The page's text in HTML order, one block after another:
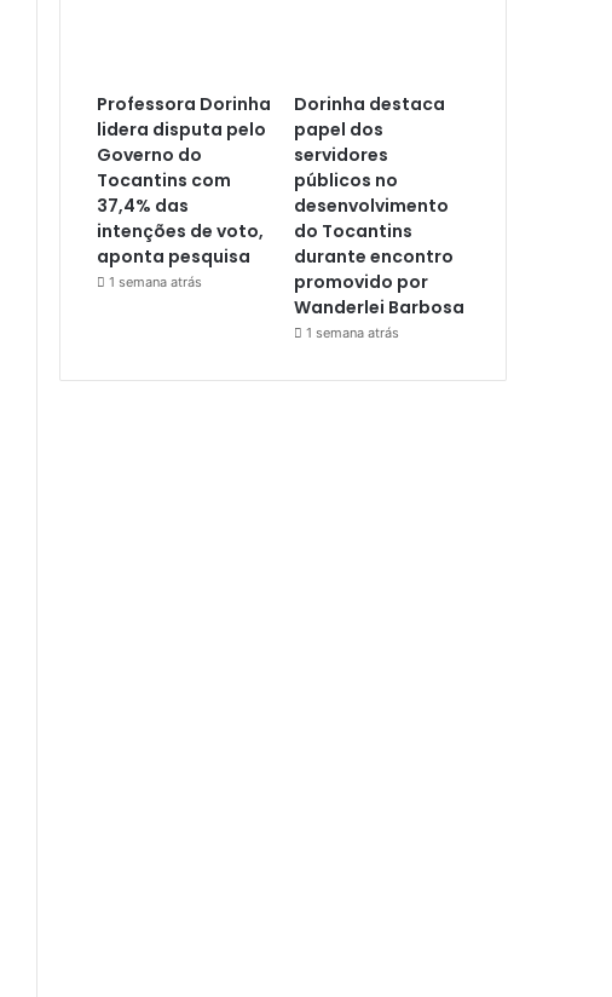
Professora Dorinha
lidera disputa pelo
Governo do
Tocantins com
37,4% das
intenções de voto,
aponta pesquisa
1 semana atrás
Dorinha destaca
papel dos
servidores
públicos no
desenvolvimento
do Tocantins
durante encontro
promovido por
Wanderlei Barbosa
1 semana atrás